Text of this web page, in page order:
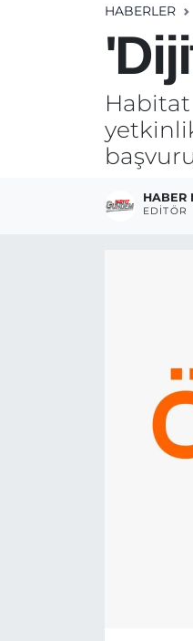
HABERLER
HABER
EDITÖR